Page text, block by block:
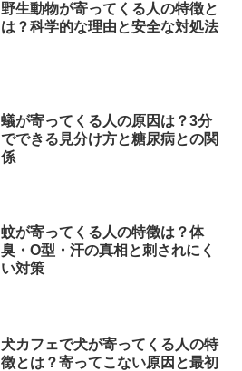
野生動物が寄ってくる人の特徴と
は？科学的な理由と安全な対処法
蟻が寄ってくる人の原因は？3分
でできる見分け方と糖尿病との関
係
蚊が寄ってくる人の特徴は？体
臭・O型・汗の真相と刺されにく
い対策
犬カフェで犬が寄ってくる人の特
徴とは？寄ってこない原因と最初